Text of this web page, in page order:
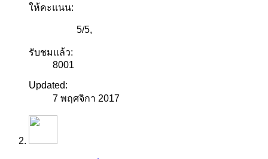
ให้คะแนน:
5/5,
รับชมแล้ว:
8001
Updated:
7 พฤศจิกา 2017